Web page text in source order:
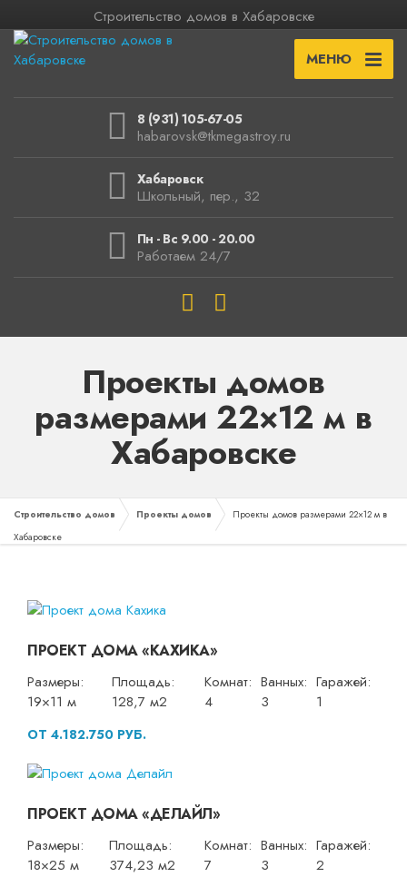
Строительство домов в Хабаровске
МЕНЮ
8 (931) 105-67-05
habarovsk@tkmegastroy.ru
Хабаровск
Школьный, пер., 32
Пн - Вс 9.00 - 20.00
Работаем 24/7
Проекты домов
размерами 22×12 м в
Хабаровске
Строительство домов Проекты домов
Проекты домов размерами 22×12 м в
Хабаровске
ПРОЕКТ ДОМА «КАХИКА»
Размеры:
19×11 м
Площадь:
128,7 м2
Комнат:
4
Ванных:
3
Гаражей:
1
ОТ 4.182.750 РУБ.
ПРОЕКТ ДОМА «ДЕЛАЙЛ»
Размеры:
18×25 м
Площадь:
374,23 м2
Комнат:
7
Ванных:
3
Гаражей:
2